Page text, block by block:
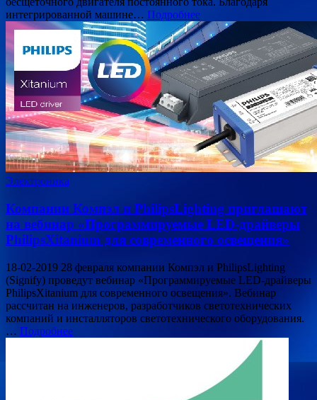
интегрированной машине… Подробнее
Электроника
Компании Компэл и PhilipsLighting приглашают
на вебинар «Программируемые LED-драйверы
PhilipsXitanium для современного освещения»
18-02-2019 28 февраля компании Компэл и PhilipsLighting
(Signify) проведут вебинар «Программируемые LED-драйверы
PhilipsXitanium для современного освещения». Вебинар
рассчитан на инженеров, разработчиков светотехнических
компаний и инсталляторов светотехнического оборудования.
… Подробнее